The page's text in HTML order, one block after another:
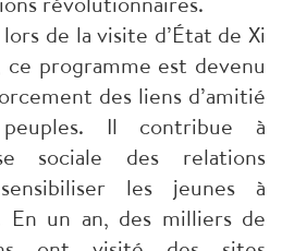
de la visite d’État de Xi
programme est devenu
des liens d’amitié
Il contribue à
sociale des relations
les jeunes à
En un an, des milliers de